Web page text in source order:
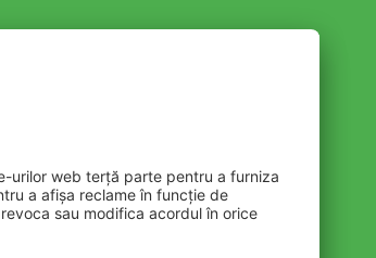
3.0 l/ha pe
cele
de umbrire.
graminicidul
anuale și